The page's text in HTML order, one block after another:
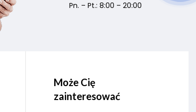
Pn. – Pt.: 8:00 – 20:00
Może Cię
zainteresować